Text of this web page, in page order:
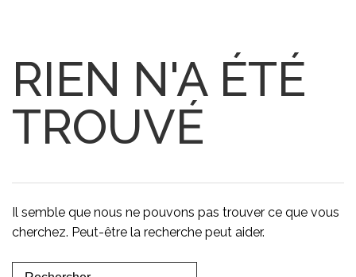
RIEN N'A ÉTÉ
TROUVÉ
Il semble que nous ne pouvons pas trouver ce que vous
cherchez. Peut-être la recherche peut aider.
Rechercher :